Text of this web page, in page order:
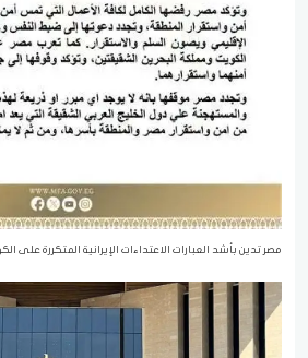
مصر تدين بأشد العبارات الاعتداءات الإيرانية المتكررة على